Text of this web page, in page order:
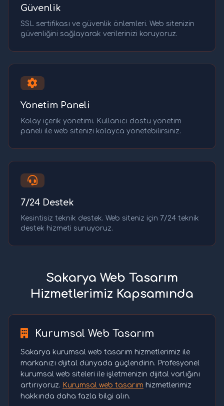
Güvenlik
SSL sertifikası ve güvenlik önlemleri. Web sitenizin
güvenliğini sağlayarak verilerinizi koruyoruz.
Yönetim Paneli
Kolay içerik yönetimi. Kullanıcı dostu yönetim
paneli ile web sitenizi kolayca yönetebilirsiniz.
7/24 Destek
Kesintisiz teknik destek. Web siteniz için 7/24 teknik
destek hizmeti sunuyoruz.
Sakarya Web Tasarım
Hizmetlerimiz Kapsamında
Kurumsal Web Tasarım
Sakarya kurumsal web tasarım hizmetlerimiz ile
markanızı dijital dünyada güçlendirin. Profesyonel
kurumsal web siteleri ile işletmenizin dijital varlığını
artırıyoruz. Kurumsal web tasarım hizmetlerimiz
hakkında daha fazla bilgi alın.